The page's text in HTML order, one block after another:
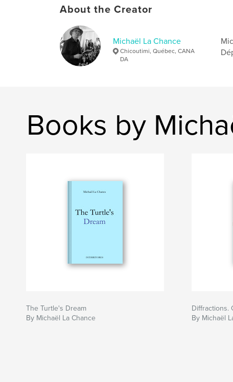
About the Creator
Michaël La Chance
Chicoutimi, Québec, CANA
DA
Books by
The Turtle's Dream
By Michaël La Chance
Diffractions.
By Michaël